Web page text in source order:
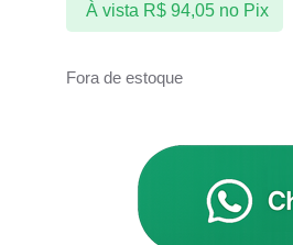
À vista R$94,05 no Pix
Fora de estoque